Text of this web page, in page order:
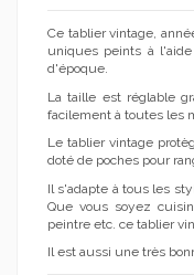
Ce tablier vintage,
uniques peints à
d'époque.
La taille est réglable
facilement à toutes les
Le tablier vintage
doté de poches pour
Il s'adapte à tous les
Que vous soyez
peintre etc. ce tablier
Il est aussi une très